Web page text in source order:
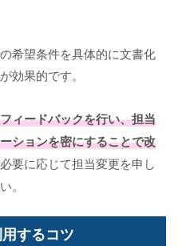
希望条件を具体的に文書化
効果的です。
ィードバックを行い、担当
ションを密にすることで改
必要に応じて担当変更を申し
。
するコツ